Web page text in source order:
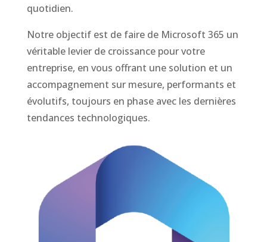
quotidien.
Notre objectif est de faire de Microsoft 365 un
véritable levier de croissance pour votre
entreprise, en vous offrant une solution et un
accompagnement sur mesure, performants et
évolutifs, toujours en phase avec les dernières
tendances technologiques.